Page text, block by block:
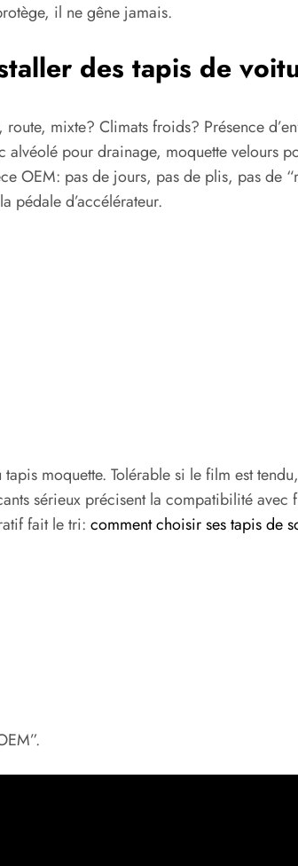
il ne gêne jamais.
des tapis de
mixte? Climats froids? Présence
pour drainage, moquette velours
pas de jours, pas de plis, pas de
pédale d’accélérateur.
moquette. Tolérable si le film est
sérieux précisent la compatibilité
fait le tri: comment choisir ses tapis de